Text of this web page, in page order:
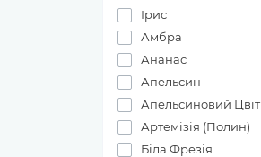
Ірис
Амбра
Ананас
Апельсин
Апельсиновий Цвіт
Артемізія (Полин)
Біла Фрезія